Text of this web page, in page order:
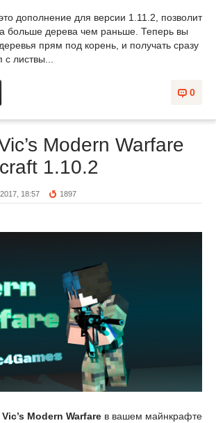
дополнение для версии 1.11.2, позволит
больше дерева чем раньше. Теперь вы
прям под корень, и получать сразу
с листвы...
0
Modern Warfare
1.10.2
18:57 1897
Vic’s Modern Warfare в вашем майнкрафте